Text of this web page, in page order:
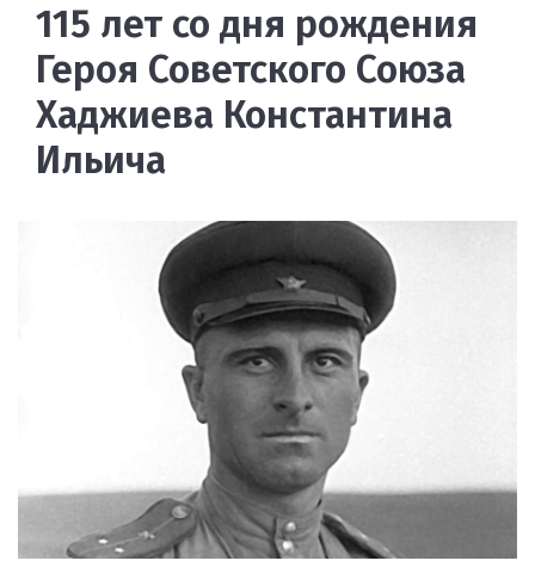
115 лет со дня рождения
Героя Советского Союза
Хаджиева Константина
Ильича